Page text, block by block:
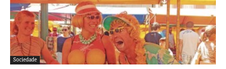
Sociedade